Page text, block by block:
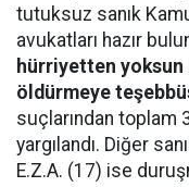
tutuksuz sanık
avukatları hazır
hürriyetten yoksun
öldürmeye
suçlarından toplam
yargılandı. Diğer
E.Z.A. (17) ise